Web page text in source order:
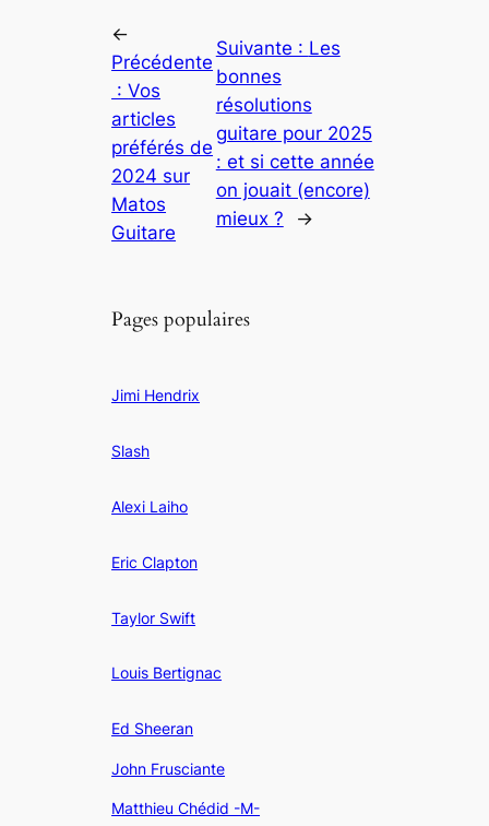
←
Précédente
:Vos
articles
préférés de
2024 sur
Matos
Guitare
Suivante : Les
bonnes
résolutions
guitare pour 2025
: et si cette année
on jouait (encore)
mieux ?
→
Pages populaires
Jimi Hendrix
Slash
Alexi Laiho
Eric Clapton
Taylor Swift
Louis Bertignac
Ed Sheeran
John Frusciante
Matthieu Chédid -M-